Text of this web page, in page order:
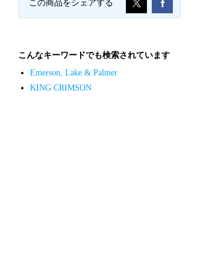
この商品をシェアする
こんなキーワードでも検索されています
Emerson, Lake & Palmer
KING CRIMSON